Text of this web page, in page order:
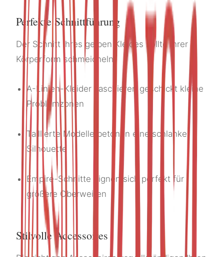
Perfekte Schnittführung
Der Schnitt Ihres gelben Kleides sollte Ihrer
Körperform schmeicheln:
A-Linien-Kleider kaschieren geschickt kleine
Problemzonen
Taillierte Modelle betonen eine schlanke
Silhouette
Empire-Schnitte eignen sich perfekt für
größere Oberweiten
Stilvolle Accessoires